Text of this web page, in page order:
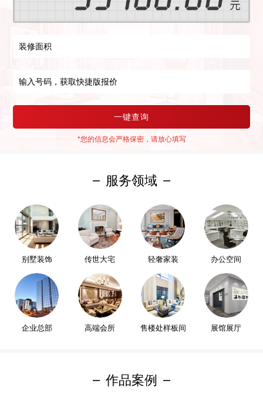
一键查询
*您的信息会严格保密，请放心填写
服务领域
别墅装饰 传世大宅 轻奢家装 办公空间
企业总部 高端会所 售楼处样板间 展馆展厅
作品案例